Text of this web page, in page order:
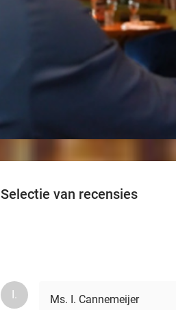
Selectie van recensies
I.
Ms. I. Cannemeijer